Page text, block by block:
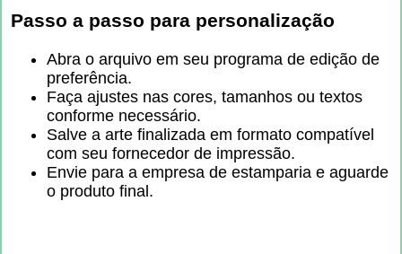
Passo a passo para personalização
Abra o arquivo em seu programa de edição de
preferência.
Faça ajustes nas cores, tamanhos ou textos
conforme necessário.
Salve a arte finalizada em formato compatível
com seu fornecedor de impressão.
Envie para a empresa de estamparia e aguarde
o produto final.